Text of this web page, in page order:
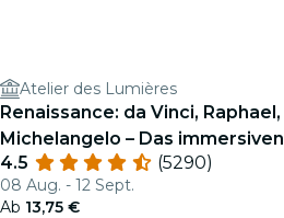
Atelier des Lumières
Renaissance: da Vinci, Raphael,
Michelangelo – Das immersiven
Erlebnis im Atelier des Lumières
4.5 (5290)
08 Aug. - 12 Sept.
Ab 13,75 €